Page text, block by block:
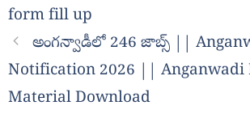
form fill up
అంగన్వాడీలో 246 జాబ్స్ ||
Notification 2026 || Anganwadi
Material Download